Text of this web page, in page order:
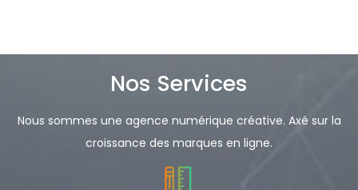
Nos Services
Nous sommes une agence numérique créative. Axé sur la
croissance des marques en ligne.